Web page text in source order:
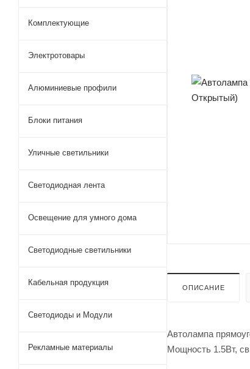
ОПИСАНИЕ
Автолампа
Мощность 1.5Вт,
Комплектующие
Электротовары
Алюминиевые профили
Блоки питания
Уличные светильники
Светодиодная лента
Освещение для умного дома
Светодиодные светильники
Кабельная продукция
Светодиоды и Модули
Рекламные материалы